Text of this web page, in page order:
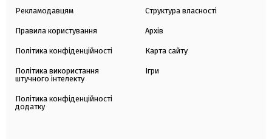
Рекламодавцям
Правила користування
Політика конфіденційності
Політика використання
штучного інтелекту
Політика конфіденційності
додатку
Структура власності
Архів
Карта сайту
Ігри